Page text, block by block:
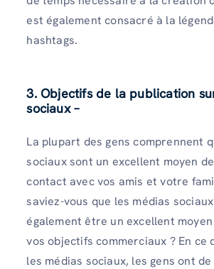
est également consacré à la
hashtags.
3. Objectifs de la publication
sociaux –
La plupart des gens comprennent
sociaux sont un excellent moyen
contact avec vos amis et votre
saviez-vous que les médias
également être un excellent
vos objectifs commerciaux ? En ce
les médias sociaux, les gens ont